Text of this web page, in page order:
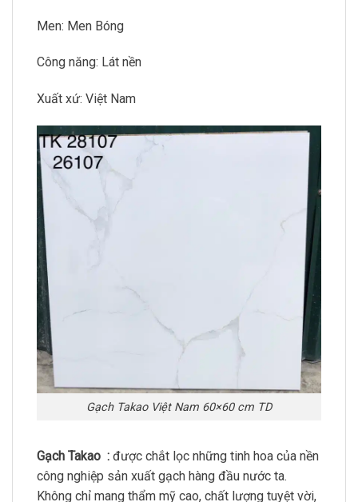
Men: Men Bóng
Công năng: Lát nền
Xuất xứ: Việt Nam
Gạch Takao Việt Nam 60×60 cm TD
Gạch Takao : được chắt lọc những tinh hoa của nền
công nghiệp sản xuất gạch hàng đầu nước ta.
Không chỉ mang thẩm mỹ cao, chất lượng tuyệt vời,